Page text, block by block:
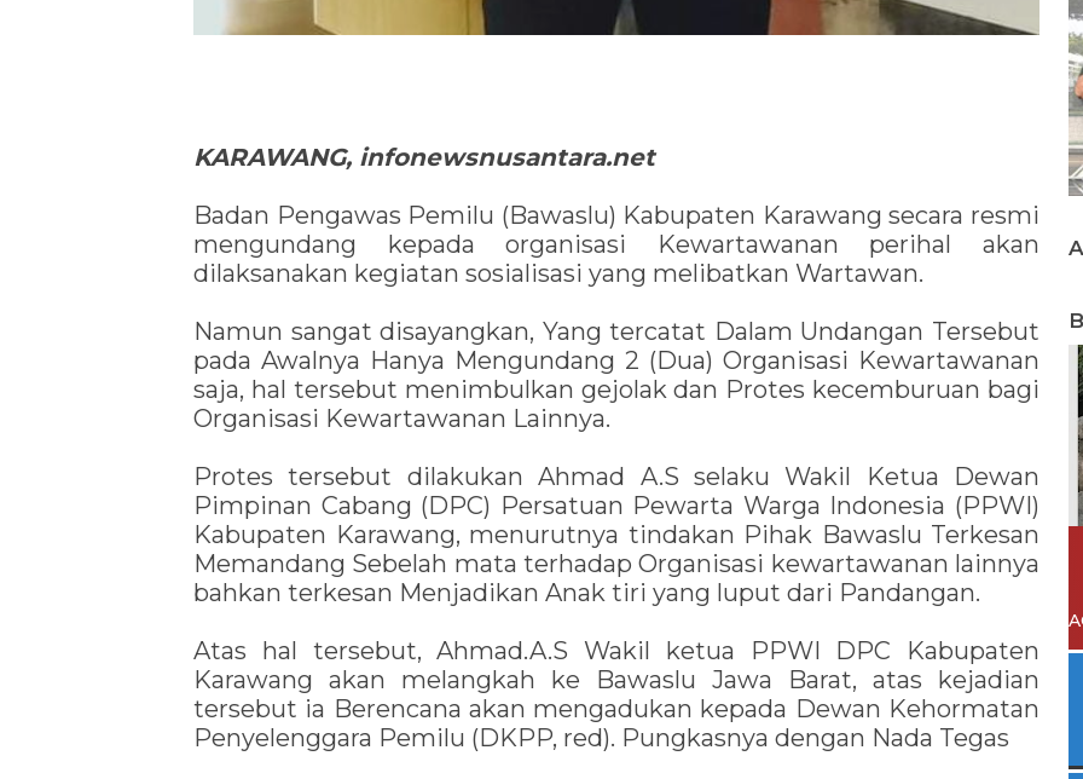
KARAWANG, infonewsnusantara.net
Badan Pengawas Pemilu (Bawaslu) Kabupaten Karawang secara resmi
mengundang kepada organisasi Kewartawanan perihal akan
dilaksanakan kegiatan sosialisasi yang melibatkan Wartawan.
Namun sangat disayangkan, Yang tercatat Dalam Undangan Tersebut
pada Awalnya Hanya Mengundang 2 (Dua) Organisasi Kewartawanan
saja, hal tersebut menimbulkan gejolak dan Protes kecemburuan bagi
Organisasi Kewartawanan Lainnya.
Protes tersebut dilakukan Ahmad A.S selaku Wakil Ketua Dewan
Pimpinan Cabang (DPC) Persatuan Pewarta Warga Indonesia (PPWI)
Kabupaten Karawang, menurutnya tindakan Pihak Bawaslu Terkesan
Memandang Sebelah mata terhadap Organisasi kewartawanan lainnya
bahkan terkesan Menjadikan Anak tiri yang luput dari Pandangan.
Atas hal tersebut, Ahmad.A.S Wakil ketua PPWI DPC Kabupaten
Karawang akan melangkah ke Bawaslu Jawa Barat, atas kejadian
tersebut ia Berencana akan mengadukan kepada Dewan Kehormatan
Penyelenggara Pemilu (DKPP, red). Pungkasnya dengan Nada Tegas